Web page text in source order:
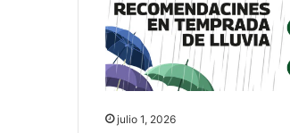
julio 1, 2026